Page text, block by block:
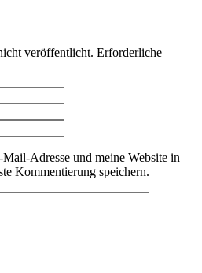
veröffentlicht. Erforderliche
Adresse und meine Website in
Kommentierung speichern.